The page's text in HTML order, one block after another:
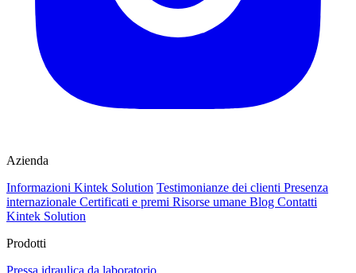
Azienda
Informazioni Kintek Solution Testimonianze dei clienti Presenza
internazionale Certificati e premi Risorse umane Blog Contatti
Kintek Solution
Prodotti
Pressa idraulica da laboratorio